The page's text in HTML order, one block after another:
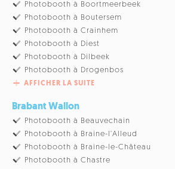
Photobooth à Boortmeerbeek
Photobooth à Boutersem
Photobooth à Crainhem
Photobooth à Diest
Photobooth à Dilbeek
Photobooth à Drogenbos
AFFICHER LA SUITE
Brabant Wallon
Photobooth à Beauvechain
Photobooth à Braine-l'Alleud
Photobooth à Braine-le-Château
Photobooth à Chastre